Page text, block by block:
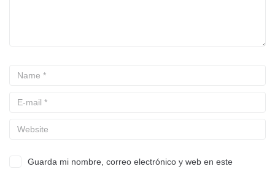
Guarda mi nombre, correo electrónico y web en este